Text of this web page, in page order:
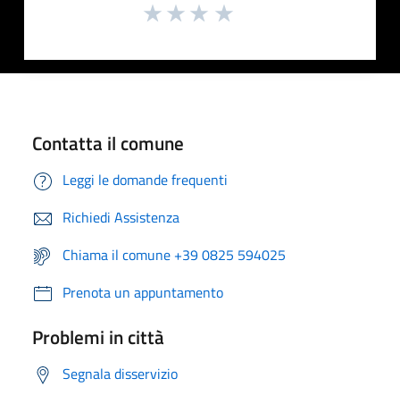
Contatta il comune
Leggi le domande frequenti
Richiedi Assistenza
Chiama il comune +39 0825 594025
Prenota un appuntamento
Problemi in città
Segnala disservizio